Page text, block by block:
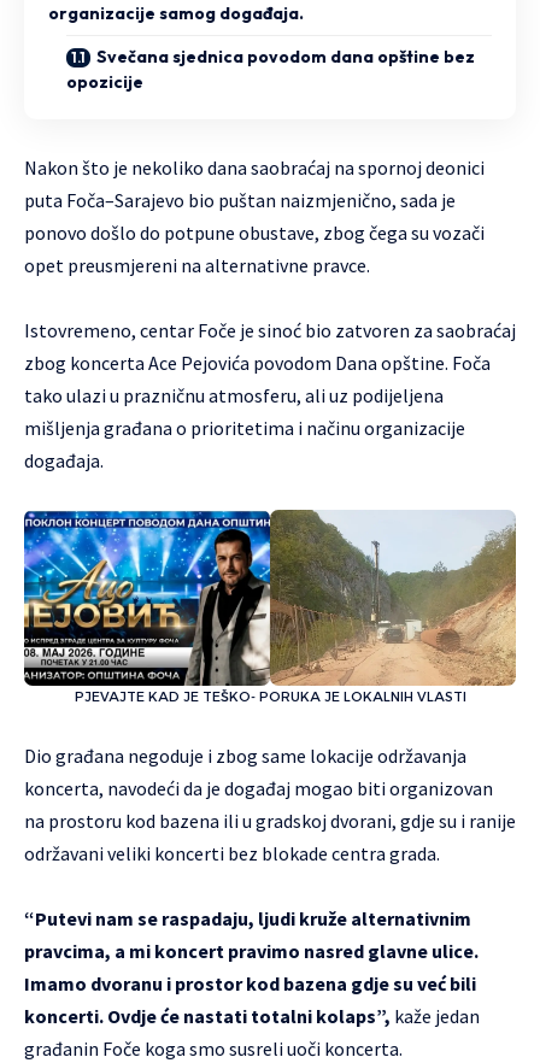
organizacije samog događaja.
Svečana sjednica povodom dana opštine bez
opozicije
Nakon što je nekoliko dana saobraćaj na spornoj deonici
puta Foča–Sarajevo bio puštan naizmjenično, sada je
ponovo došlo do potpune obustave, zbog čega su vozači
opet preusmjereni na alternativne pravce.
Istovremeno, centar Foče je sinoć bio zatvoren za saobraćaj
zbog koncerta Ace Pejovića povodom Dana opštine. Foča
tako ulazi u prazničnu atmosferu, ali uz podijeljena
mišljenja građana o prioritetima i načinu organizacije
događaja.
PJEVAJTE KAD JE TEŠKO- PORUKA JE LOKALNIH VLASTI
Dio građana negoduje i zbog same lokacije održavanja
koncerta, navodeći da je događaj mogao biti organizovan
na prostoru kod bazena ili u gradskoj dvorani, gdje su i ranije
održavani veliki koncerti bez blokade centra grada.
“Putevi nam se raspadaju, ljudi kruže alternativnim
pravcima, a mi koncert pravimo nasred glavne ulice.
Imamo dvoranu i prostor kod bazena gdje su već bili
koncerti. Ovdje će nastati totalni kolaps”, kaže jedan
građanin Foče koga smo susreli uoči koncerta.